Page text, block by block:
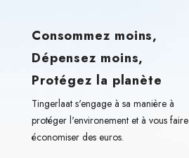
Consommez moins,
Dépensez moins,
Protégez la planète
Tingerlaat s'engage à sa manière à
protéger l'environement et à vous faire
économiser des euros.